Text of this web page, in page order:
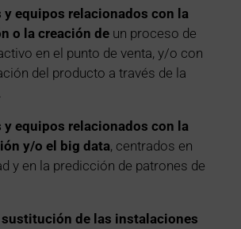
equipos relacionados con la
o la creación de un proceso de
en el punto de venta, y/o con
del producto a través de la
equipos relacionados con la
y/o el big data, centrados en
y en la predicción de patrones de
sustitución de las instalaciones